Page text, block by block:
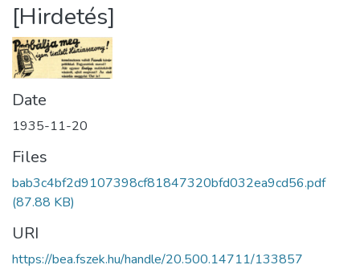
Statistics
About us
[Hirdetés]
Date
1935-11-20
Files
bab3c4bf2d9107398cf81847320bfd032ea9cd56.pdf
(87.88 KB)
URI
https://bea.fszek.hu/handle/20.500.14711/133857